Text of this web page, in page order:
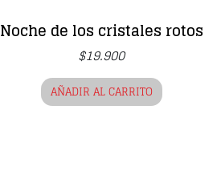
Noche de los cristales rotos
$19.900
AÑADIR AL CARRITO